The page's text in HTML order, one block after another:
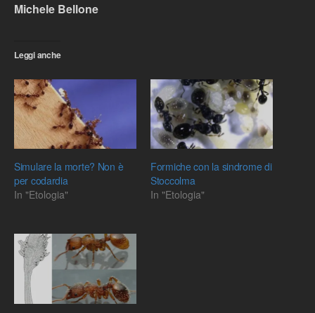
Michele Bellone
Leggi anche
Simulare la morte? Non è
per codardia
In "Etologia"
Formiche con la sindrome di
Stoccolma
In "Etologia"